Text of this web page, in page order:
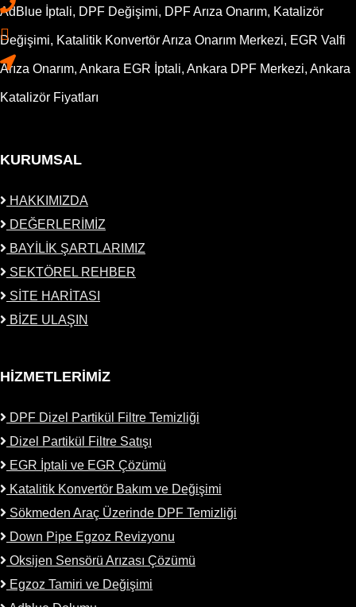
AdBlue İptali, DPF Değişimi, DPF Arıza Onarım, Katalizör
Değişimi, Katalitik Konvertör Arıza Onarım Merkezi, EGR Valfi
Arıza Onarım, Ankara EGR İptali, Ankara DPF Merkezi, Ankara
Katalizör Fiyatları
KURUMSAL
HAKKIMIZDA
DEĞERLERİMİZ
BAYİLİK ŞARTLARIMIZ
SEKTÖREL REHBER
SİTE HARİTASI
BİZE ULAŞIN
HİZMETLERİMİZ
DPF Dizel Partikül Filtre Temizliği
Dizel Partikül Filtre Satışı
EGR İptali ve EGR Çözümü
Katalitik Konvertör Bakım ve Değişimi
Sökmeden Araç Üzerinde DPF Temizliği
Down Pipe Egzoz Revizyonu
Oksijen Sensörü Arızası Çözümü
Egzoz Tamiri ve Değişimi